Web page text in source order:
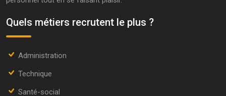
Quels métiers recrutent le plus ?
Administration
Technique
Santé-social